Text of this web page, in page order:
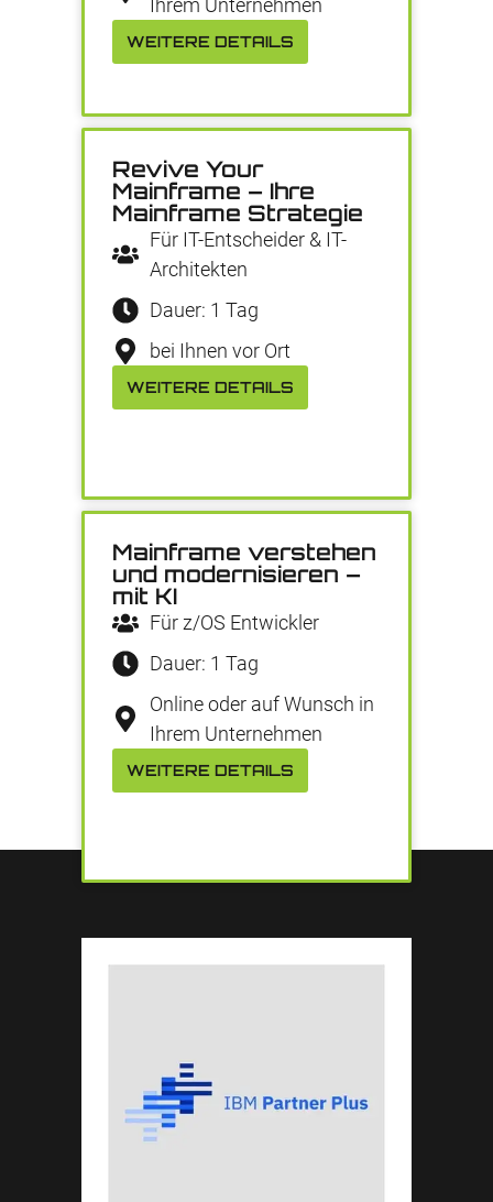
Ihrem Unternehmen
WEITERE DETAILS
Revive Your
Mainframe – Ihre
Mainframe Strategie
Für IT-Entscheider & IT-
Architekten
Dauer: 1 Tag
bei Ihnen vor Ort
WEITERE DETAILS
Mainframe verstehen
und modernisieren –
mit KI
Für z/OS Entwickler
Dauer: 1 Tag
Online oder auf Wunsch in
Ihrem Unternehmen
WEITERE DETAILS